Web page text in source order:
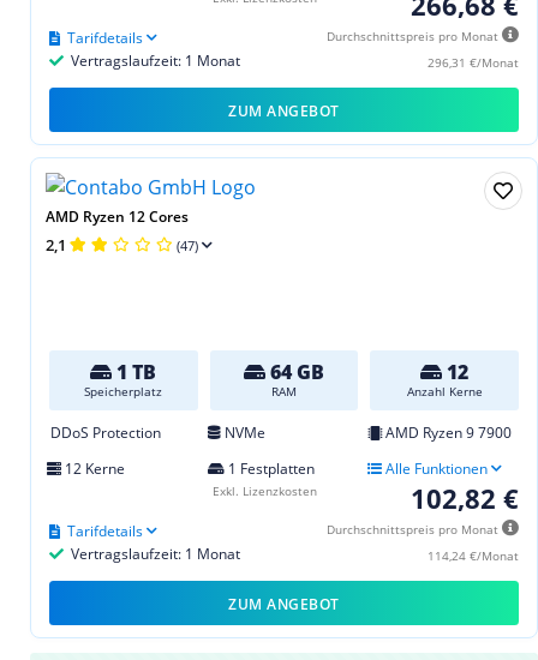
Durchschnittspreis pro Monat
296,31 €/Monat
Vertragslaufzeit: 1 Monat
Tarifdetails
ZUM ANGEBOT
AMD Ryzen 12 Cores
2,1 (47)
1 TB
Speicherplatz
64 GB
RAM
12
Anzahl Kerne
DDoS Protection NVMe
AMD Ryzen 9 7900
12 Kerne
1 Festplatten Alle Funktionen
102,82 €
Durchschnittspreis pro Monat
114,24 €/Monat
Vertragslaufzeit: 1 Monat
Tarifdetails
Exkl. Lizenzkosten
ZUM ANGEBOT